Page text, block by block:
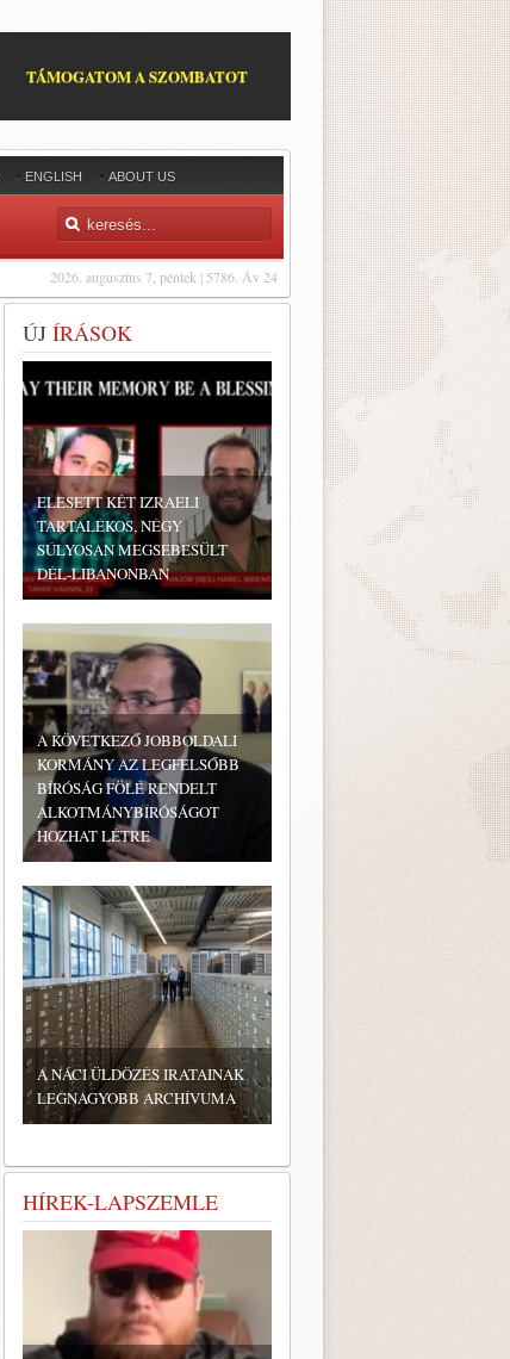
TÁMOGATOM A SZOMBATOT
ENGLISH ABOUT US
2026. augusztus 7, péntek | 5786. Áv 24
ÚJ ÍRÁSOK
ELESETT KÉT IZRAELI
TARTALÉKOS, NÉGY
SÚLYOSAN MEGSEBESÜLT
DÉL-LIBANONBAN
A KÖVETKEZŐ JOBBOLDALI
KORMÁNY AZ LEGFELSŐBB
BÍRÓSÁG FÖLÉ RENDELT
ALKOTMÁNYBÍRÓSÁGOT
HOZHAT LÉTRE
A NÁCI ÜLDÖZÉS IRATAINAK
LEGNAGYOBB ARCHÍVUMA
HÍREK-LAPSZEMLE